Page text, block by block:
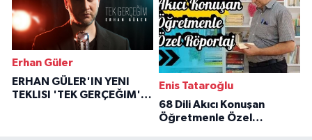
Erhan Güler
ERHAN GÜLER'IN YENI
TEKLISI 'TEK GERÇEĞIM'LE
Enis Tataroğlu
68 Dili Akıcı Konuşan
Öğretmenle Özel